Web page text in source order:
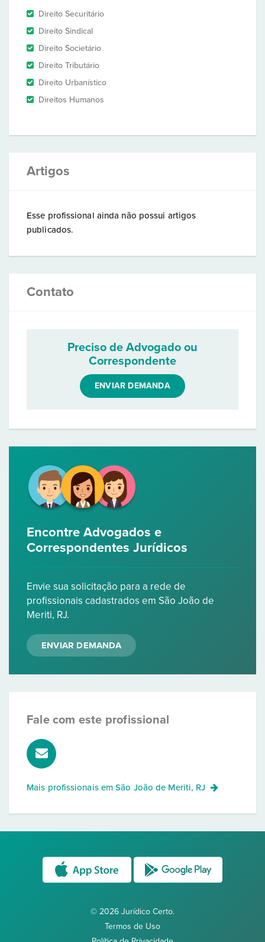
Direito Securitário
Direito Sindical
Direito Societário
Direito Tributário
Direito Urbanístico
Direitos Humanos
Artigos
Esse profissional ainda não possui artigos
publicados.
Contato
Preciso de Advogado ou
Correspondente
ENVIAR DEMANDA
Encontre Advogados e
Correspondentes Jurídicos
Envie sua solicitação para a rede de
profissionais cadastrados em São João de
Meriti, RJ.
ENVIAR DEMANDA
Fale com este profissional
Mais profissionais emSão João de Meriti, RJ
© 2026 Jurídico Certo.
Termos de Uso